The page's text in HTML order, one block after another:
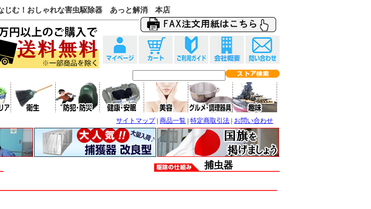
じむ！おしゃれな害虫駆除器 あっと解消 本店
サイトマップ |商品一覧 |特定商取引法 お問い合わせ
捕虫器